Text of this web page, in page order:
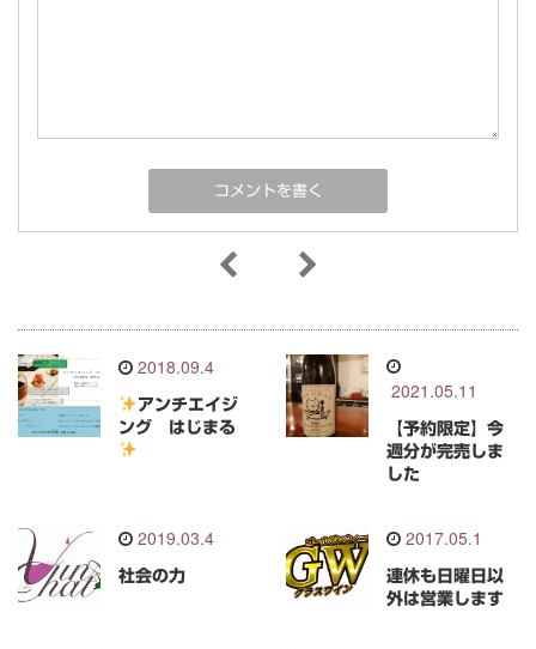
2018.09.4
アンチエイジ
ング はじまる
2021.05.11
【予約限定】今
週分が完売しま
した
2019.03.4
社会の力
2017.05.1
連休も日曜日以
外は営業します